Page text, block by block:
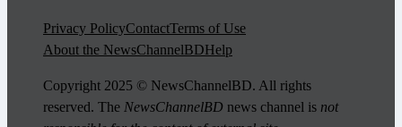
Privacy PolicyContactTerms of Use
About the NewsChannelBDHelp
Copyright 2025 © NewsChannelBD. All rights
reserved. The NewsChannelBD news channel is not